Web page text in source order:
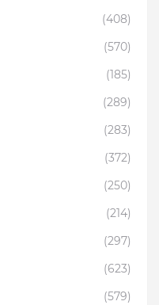
(408)
(570)
(185)
(289)
(283)
(372)
(250)
(214)
(297)
(623)
(579)